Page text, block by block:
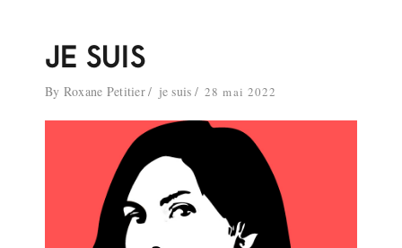
JE SUIS
By Roxane Petitier je suis 28 mai 2022